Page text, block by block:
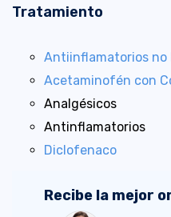
Tratamiento
Antiinflamatorios no
Acetaminofén con
Analgésicos
Antinflamatorios
Diclofenaco
Recibe la mejor